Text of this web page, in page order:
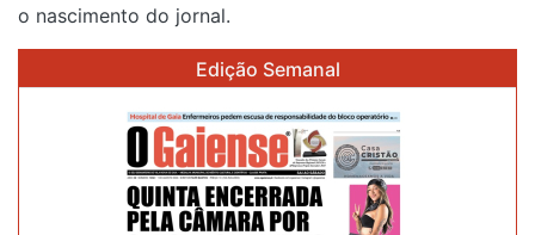
o nascimento do jornal.
Edição Semanal